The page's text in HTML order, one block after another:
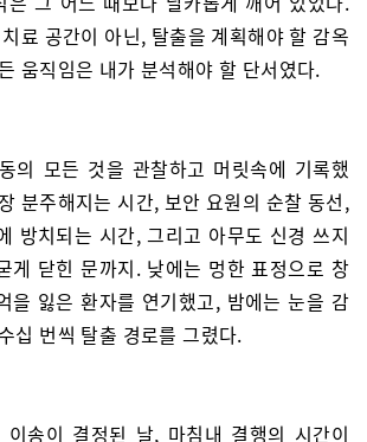
료 공간이 아닌, 탈출을 계획해야 할 감옥
움직임은 내가 분석해야 할 단서였다.
의 모든 것을 관찰하고 머릿속에 기록했
분주해지는 시간, 보안 요원의 순찰 동선,
방치되는 시간, 그리고 아무도 신경 쓰지
게 닫힌 문까지. 낮에는 멍한 표정으로 창
을 잃은 환자를 연기했고, 밤에는 눈을 감
십 번씩 탈출 경로를 그렸다.
이송이 결정된 날, 마침내 결행의 시간이